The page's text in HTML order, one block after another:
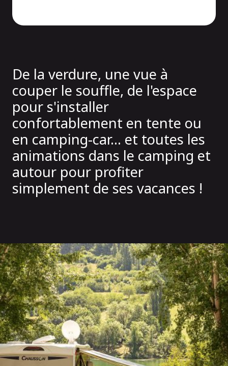
De la verdure, une vue à
couper le souffle, de l'espace
pour s'installer
confortablement en tente ou
en camping-car... et toutes les
animations dans le camping et
autour pour profiter
simplement de ses vacances !